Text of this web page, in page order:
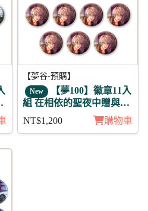
【夢谷-預購】
New 【夢100】徽章11入
組 在相依的聖夜中贈與的
愛 亞當 明星
NT$1,200 購物車